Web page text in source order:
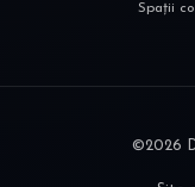
Spații
©2026